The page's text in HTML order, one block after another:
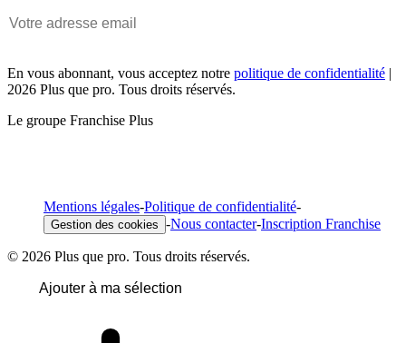
En vous abonnant, vous acceptez notre politique de confidentialité |
2026 Plus que pro. Tous droits réservés.
Le groupe Franchise Plus
Mentions légales-Politique de confidentialité-
Gestion des cookies -Nous contacter-Inscription Franchise
© 2026 Plus que pro. Tous droits réservés.
Ajouter à ma sélection